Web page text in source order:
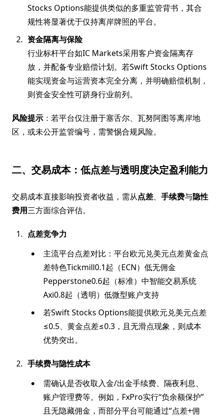
Stocks Options能提供类似的多重监管背书，其合
规性将显著优于仅持离岸牌照的平台。
资金隔离与保险
行业标杆平台如IC Markets采用客户资金隔离存
放，并配备专业赔偿计划。若Swift Stocks Options
能实现资金与运营资本完全分离，并明确赔偿机制，
则资金安全性可跻身行业前列。
风险提示 ：若平台仅注册于塞舌尔、瓦努阿图等离岸地
区，或未公开监管编号，需警惕合规风险。
二、交易成本：低点差与透明度决定盈利能力
交易成本直接影响投资者收益，需从点差、 手续费与隐性
费用三方面综合评估。
点差竞争力
主流平台点差对比：平台欧元兑美元点差黄金点
差特色Tickmill0.1起（ECN）低无佣金
Pepperstone0.6起（标准）中智能交易系统
Axi0.8起（透明）低微型账户支持
若Swift Stocks Options能提供欧元兑美元点差
≤0.5、黄金点差≤0.3，且无滑点现象，则成本
优势突出。
手续费与隐性成本
需确认是否收取入金/出金手续费、隔夜利息、
账户管理费等。例如，FxPro实行“负余额保护”
且无隐藏佣金，而部分平台可能通过“点差+佣